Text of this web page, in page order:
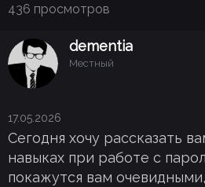
436 просмотров
dementia
Местный
17.05.2026
Сегодня хочу рассказать
навыках при работе с
покажутся вам